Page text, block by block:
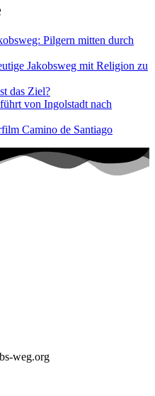
Pilgern mitten durch
Jakobsweg mit Religion zu
das Ziel?
von Ingolstadt nach
Camino de Santiago
weg.org